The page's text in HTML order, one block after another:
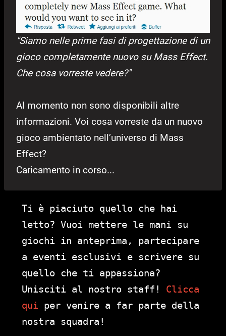
"Siamo nelle prime fasi di progettazione di un
gioco completamente nuovo su Mass Effect.
Che cosa vorreste vedere?"
Al momento non sono disponibili altre
informazioni. Voi cosa vorreste da un nuovo
gioco ambientato nell’universo di Mass
Effect?
Caricamento in corso...
Ti è piaciuto quello che hai
letto? Vuoi mettere le mani su
giochi in anteprima, partecipare
a eventi esclusivi e scrivere su
quello che ti appassiona?
Unisciti al nostro staff! Clicca
qui per venire a far parte della
nostra squadra!